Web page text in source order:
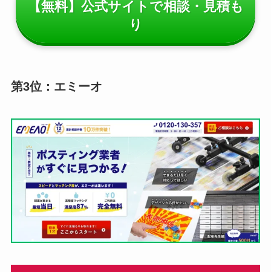
【無料】公式サイトで相談・見積も
り
第3位：エミーオ